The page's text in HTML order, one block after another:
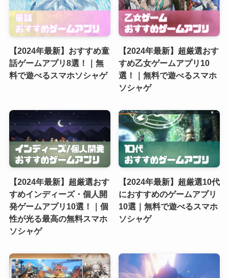
【2024年最新】おすすめ童
話ゲームアプリ8選！｜無
料で遊べるスマホソシャゲ
【2024年最新】超厳選おす
すめ乙女ゲームアプリ10
選！｜無料で遊べるスマホ
ソシャゲ
【2024年最新】超厳選おす
すめインディーズ・個人開
発ゲームアプリ10選！｜個
性が光る最高の無料スマホ
ソシャゲ
【2024年最新】超厳選10代
におすすめのゲームアプリ
10選｜無料で遊べるスマホ
ソシャゲ